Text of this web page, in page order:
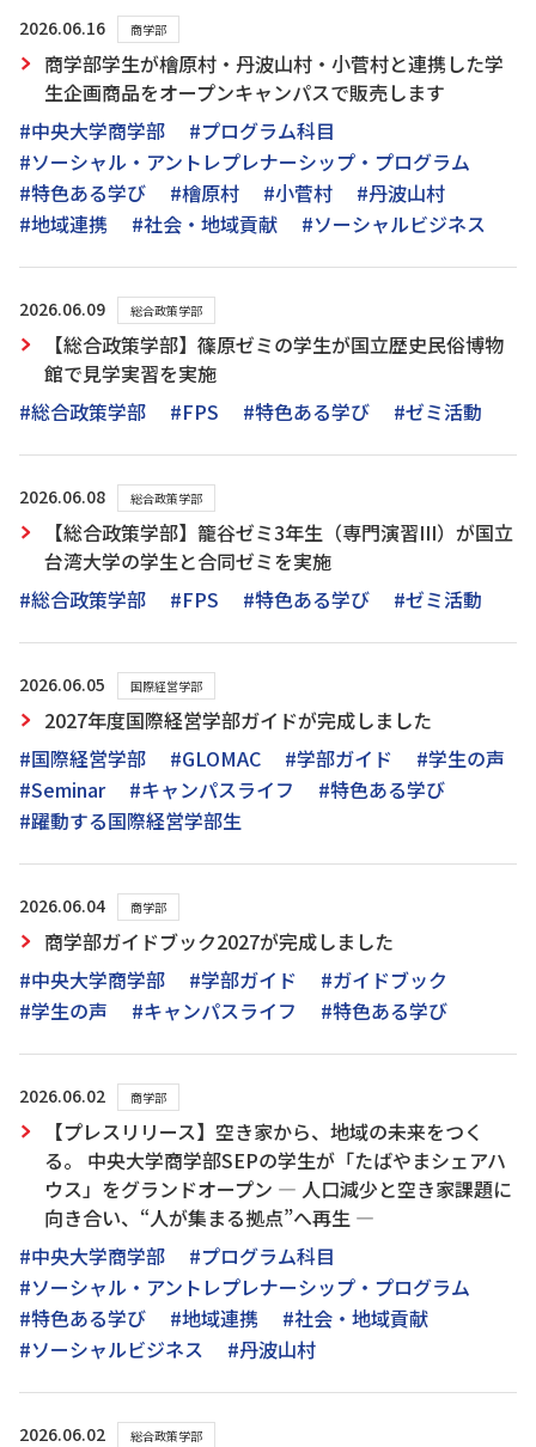
2026.06.16 商学部
商学部学生が檜原村・丹波山村・小菅村と連携した学
生企画商品をオープンキャンパスで販売します
#中央大学商学部
#プログラム科目
#ソーシャル・アントレプレナーシップ・プログラム
#特色ある学び
#檜原村 #小菅村
#丹波山村
#地域連携
#社会・地域貢献 #ソーシャルビジネス
2026.06.09 総合政策学部
【総合政策学部】篠原ゼミの学生が国立歴史民俗博物
館で見学実習を実施
#総合政策学部
#FPS #特色ある学び #ゼミ活動
2026.06.08 総合政策学部
【総合政策学部】籠谷ゼミ3年生（専門演習III）が国立
台湾大学の学生と合同ゼミを実施
#総合政策学部
#FPS #特色ある学び #ゼミ活動
2026.06.05 国際経営学部
2027年度国際経営学部ガイドが完成しました
#国際経営学部
#GLOMAC #学部ガイド
#学生の声
#Seminar
#キャンパスライフ
#特色ある学び
#躍動する国際経営学部生
2026.06.04 商学部
商学部ガイドブック2027が完成しました
#中央大学商学部
#学部ガイド
#ガイドブック
#学生の声
#キャンパスライフ #特色ある学び
2026.06.02 商学部
【プレスリリース】空き家から、地域の未来をつく
る。 中央大学商学部SEPの学生が「たばやまシェアハ
ウス」をグランドオープン ― 人口減少と空き家課題に
向き合い、“人が集まる拠点”へ再生 ―
#中央大学商学部
#プログラム科目
#ソーシャル・アントレプレナーシップ・プログラム
#特色ある学び
#地域連携
#社会・地域貢献
#ソーシャルビジネス
#丹波山村
2026.06.02 総合政策学部